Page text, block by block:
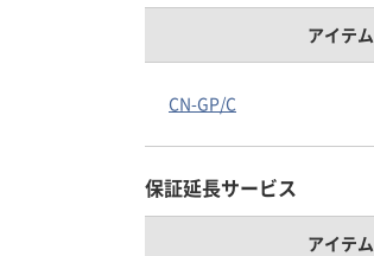
アイテム
CN-GP/C
保証延長サービス
アイテム